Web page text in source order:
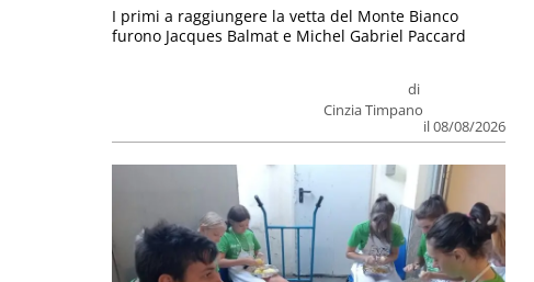
di
Cinzia Timpano
il 08/08/2026
I primi a raggiungere la vetta del Monte Bianco
furono Jacques Balmat e Michel Gabriel Paccard